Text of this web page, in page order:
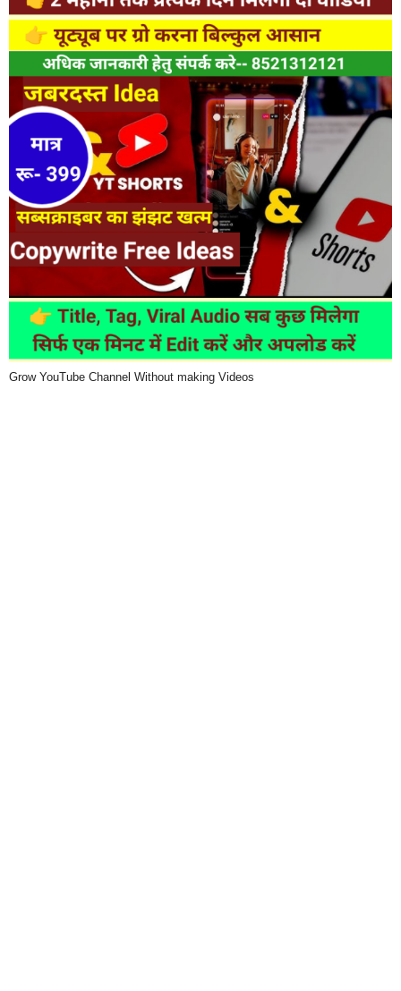
Grow YouTube Channel Without making Videos